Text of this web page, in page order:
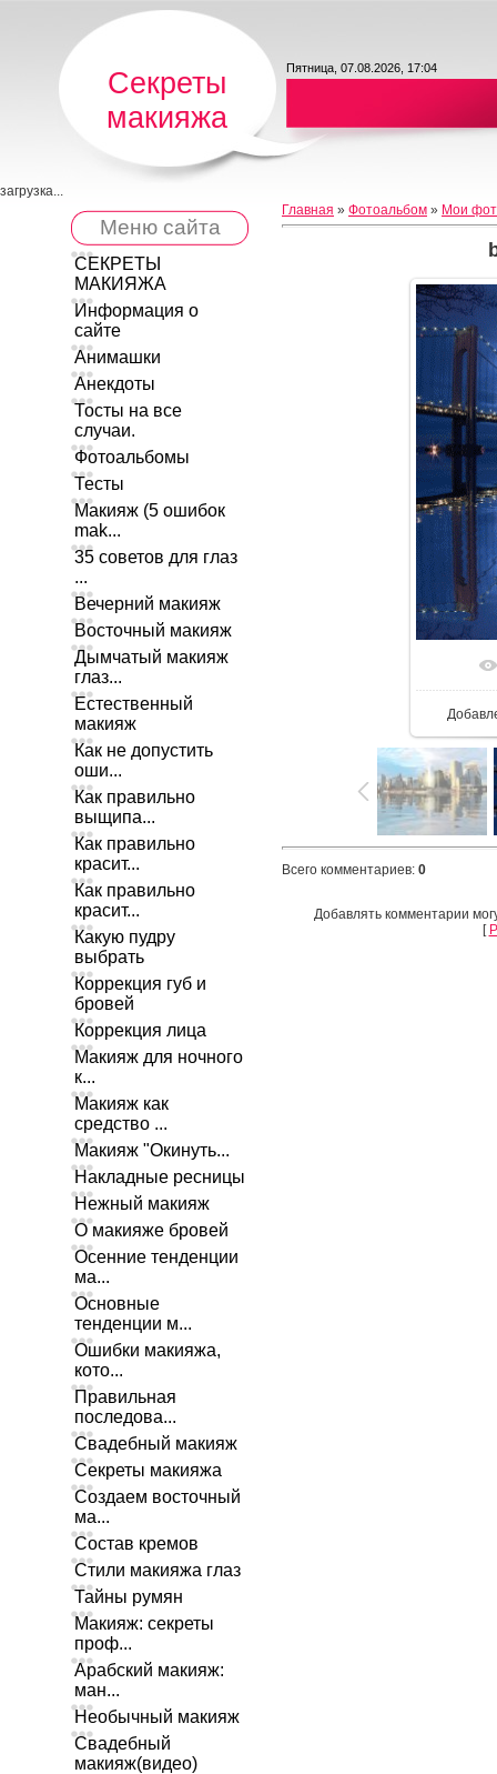
Секреты
макияжа
Пятница, 07.08.2026, 17:04
загрузка...
Меню сайта
СЕКРЕТЫ
МАКИЯЖА
Информация о
сайте
Анимашки
Анекдоты
Тосты на все
случаи.
Фотоальбомы
Тесты
Макияж (5 ошибок
mak...
35 советов для глаз
...
Вечерний макияж
Восточный макияж
Дымчатый макияж
глаз...
Естественный
макияж
Как не допустить
оши...
Как правильно
выщипа...
Как правильно
красит...
Как правильно
красит...
Какую пудру
выбрать
Коррекция губ и
бровей
Коррекция лица
Макияж для ночного
к...
Макияж как
средство ...
Макияж "Окинуть...
Накладные ресницы
Нежный макияж
О макияже бровей
Осенние тенденции
ма...
Основные
тенденции м...
Ошибки макияжа,
кото...
Правильная
последова...
Свадебный макияж
Секреты макияжа
Создаем восточный
ма...
Состав кремов
Стили макияжа глаз
Тайны румян
Макияж: секреты
проф...
Арабский макияж:
ман...
Необычный макияж
Свадебный
макияж(видео)
Главная » Фотоальбом » Мои
Всего комментариев: 0
Добавлять комментарии
[